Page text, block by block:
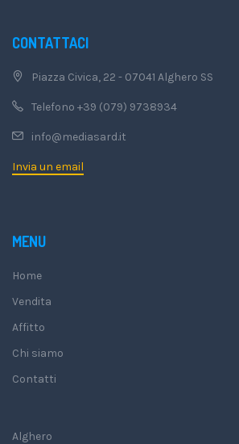
CONTATTACI
Piazza Civica, 22 - 07041 Alghero SS
Telefono +39 (079) 9738934
info@mediasard.it
Invia un email
MENU
Home
Vendita
Affitto
Chi siamo
Contatti
Alghero